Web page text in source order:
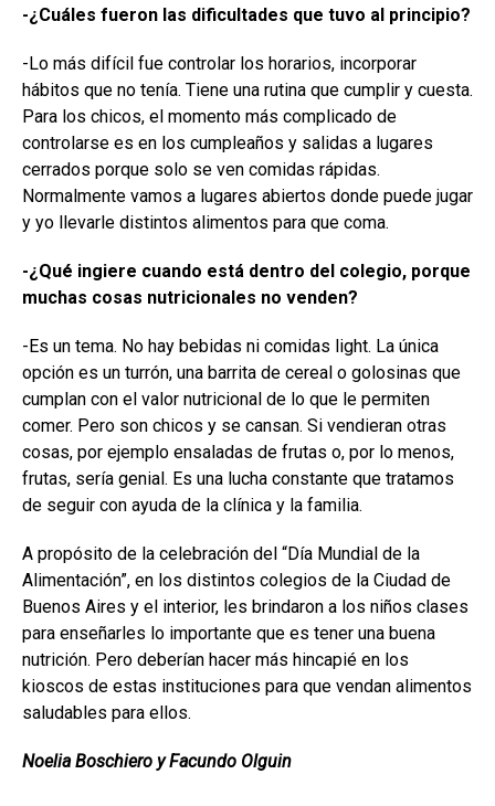
-¿Cuáles fueron las dificultades que tuvo al principio?
-Lo más difícil fue controlar los horarios, incorporar
hábitos que no tenía. Tiene una rutina que cumplir y cuesta.
Para los chicos, el momento más complicado de
controlarse es en los cumpleaños y salidas a lugares
cerrados porque solo se ven comidas rápidas.
Normalmente vamos a lugares abiertos donde puede jugar
y yo llevarle distintos alimentos para que coma.
-¿Qué ingiere cuando está dentro del colegio, porque
muchas cosas nutricionales no venden?
-Es un tema. No hay bebidas ni comidas light. La única
opción es un turrón, una barrita de cereal o golosinas que
cumplan con el valor nutricional de lo que le permiten
comer. Pero son chicos y se cansan. Si vendieran otras
cosas, por ejemplo ensaladas de frutas o, por lo menos,
frutas, sería genial. Es una lucha constante que tratamos
de seguir con ayuda de la clínica y la familia.
A propósito de la celebración del “Día Mundial de la
Alimentación”, en los distintos colegios de la Ciudad de
Buenos Aires y el interior, les brindaron a los niños clases
para enseñarles lo importante que es tener una buena
nutrición. Pero deberían hacer más hincapié en los
kioscos de estas instituciones para que vendan alimentos
saludables para ellos.
Noelia Boschiero y Facundo Olguin